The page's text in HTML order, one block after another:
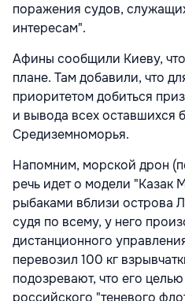
поражения судов,
интересам".
Афины сообщили Киеву,
плане. Там добавили, что
приоритетом добиться
и вывода всех оставшихся
Средиземноморья.
Напомним, морской дрон
речь идет о модели "Казак
рыбаками вблизи острова
судя по всему, у него
дистанционного
перевозил 100 кг
подозревают, что его
российского "теневого